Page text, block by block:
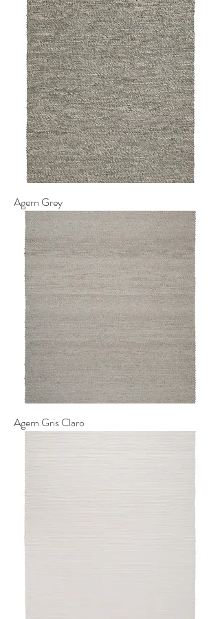
Agern Grey
Agern Gris Claro